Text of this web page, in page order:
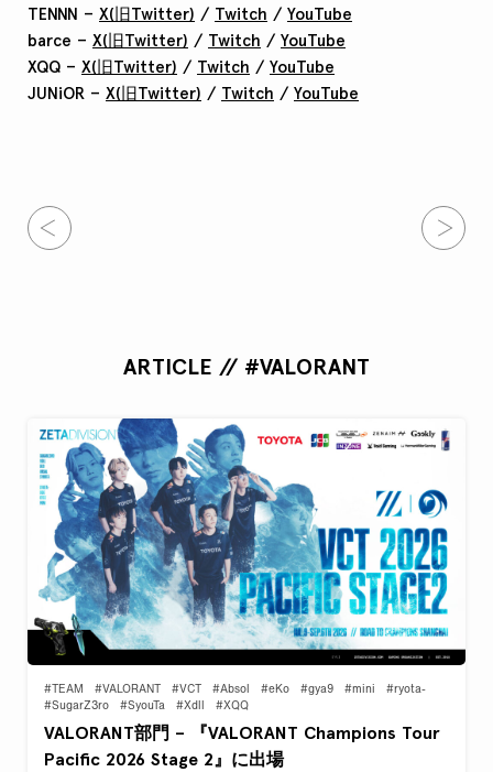
TENNN – X(旧Twitter) / Twitch / YouTube
barce – X(旧Twitter) / Twitch / YouTube
XQQ – X(旧Twitter) / Twitch / YouTube
JUNiOR – X(旧Twitter) / Twitch / YouTube
ARTICLE // #VALORANT
#TEAM #VALORANT #VCT #Absol #eKo #gya9 #mini
#ryota-
#SugarZ3ro
#SyouTa #Xdll #XQQ
VALORANT部門 – 『VALORANT Champions Tour
Pacific 2026 Stage 2』に出場